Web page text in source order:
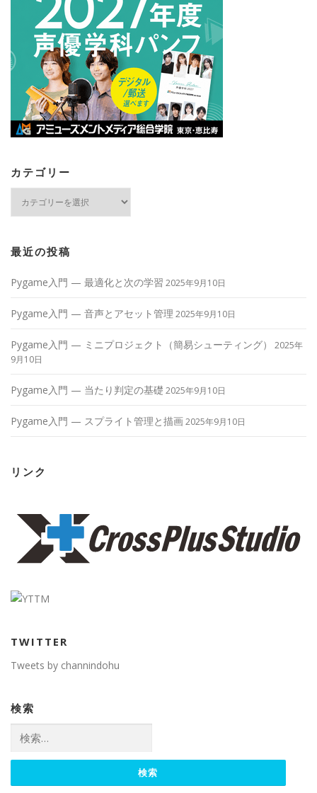
カテゴリー
ー
最近の投稿
Pygame入門 — 最適化と次の学習 2025年9月10日
Pygame入門 — 音声とアセット管理 2025年9月10日
Pygame入門 — ミニプロジェクト（簡易シューティング）
2025年
9月10日
Pygame入門 — 当たり判定の基礎 2025年9月10日
Pygame入門 — スプライト管理と描画2025年9月10日
リンク
TWITTER
Tweets by channindohu
検索
索: